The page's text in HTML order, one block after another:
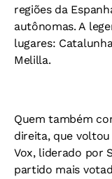
regiões da
autônomas. A
lugares:
Melilla.
Quem também
direita, que voltou
Vox, liderado por
partido mais